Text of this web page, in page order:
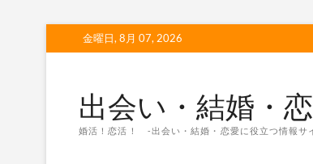
to
金曜日, 8月 07, 2026
出会い・結婚・
婚活！恋活！ -出会い・結婚・恋愛に役立つ情報サ